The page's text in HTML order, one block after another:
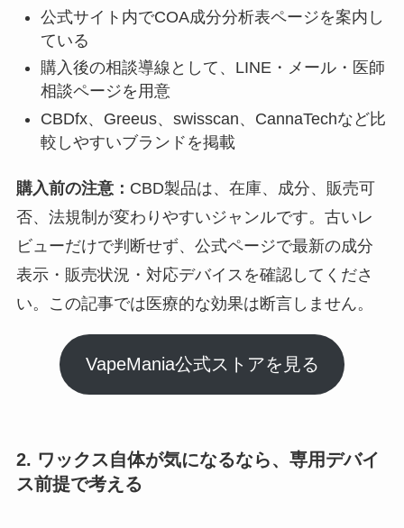
公式サイト内でCOA成分分析表ページを案内し
ている
購入後の相談導線として、LINE・メール・医師
相談ページを用意
CBDfx、Greeus、swisscan、CannaTechなど比
較しやすいブランドを掲載
購入前の注意： CBD製品は、在庫、成分、販売可
否、法規制が変わりやすいジャンルです。古いレ
ビューだけで判断せず、公式ページで最新の成分
表示・販売状況・対応デバイスを確認してくださ
い。この記事では医療的な効果は断言しません。
VapeMania公式ストアを見る
2. ワックス自体が気になるなら、専用デバイ
ス前提で考える